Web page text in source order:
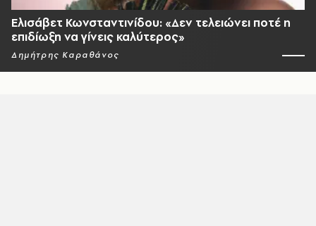
Ελισάβετ Κωνσταντινίδου: «Δεν τελειώνει ποτέ η
επιδίωξη να γίνεις καλύτερος»
Δημήτρης Καραθάνος